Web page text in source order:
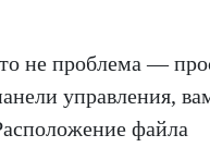
не проблема —
управления,
файла